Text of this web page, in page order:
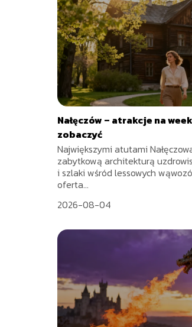
Nałęczów – atrakcje na
zobaczyć
Największymi atutami
zabytkową architekturą
i szlaki wśród lessowych
oferta...
2026-08-04